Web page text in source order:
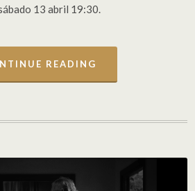
13 abril 19:30.
READING